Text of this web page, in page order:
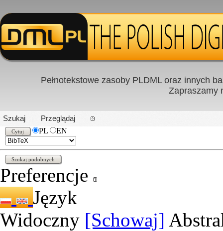
PL|EN
Pełnotekstowe zasoby PLDML oraz innych
Zapraszamy
Szukaj
Przeglądaj
PL
EN
Preferencje
Język
Widoczny [Schowaj]